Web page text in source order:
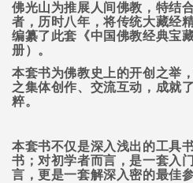
佛光山为推展人间佛教，特结
者，历时八年，将传统大藏经
编纂了此套《中国佛教经典宝
册）。
本套书为佛教史上的开创之举
之集体创作、交流互动，成就
粹。
本套书不仅是深入浅出的工具
书；对初学者而言，是一套入
言，更是一套解深入密的最佳参